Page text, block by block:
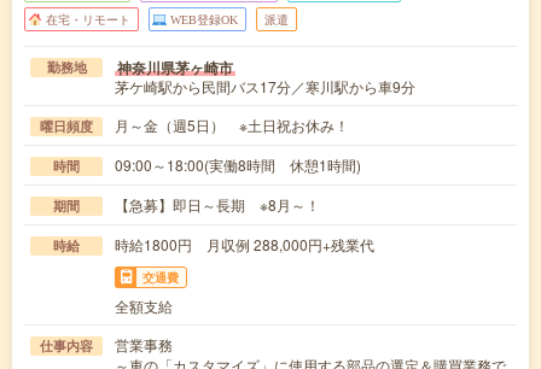
在宅・リモート WEB登録OK 派遣
勤務地 神奈川県茅ヶ崎市
茅ケ崎駅から民間バス17分／寒川駅から車9分
曜日頻度 月～金（週5日） ※土日祝お休み！
時間 09:00～18:00(実働8時間 休憩1時間)
期間 【急募】即日～長期 ※8月～！
時給 時給1800円 月収例 288,000円+残業代
交通費
全額支給
仕事内容
営業事務